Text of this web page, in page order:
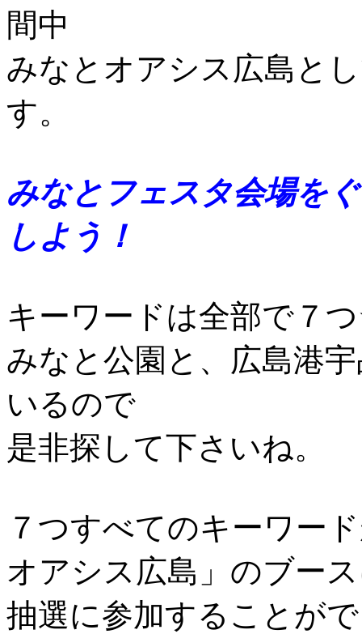
間中
みなとオアシス広島と
す。
みなとフェスタ会場を
しよう！
キーワードは全部
みなと公園と、広島港
いるので
是非探して下さいね。
７つすべてのキーワー
オアシス広島」のブー
抽選に参加することが